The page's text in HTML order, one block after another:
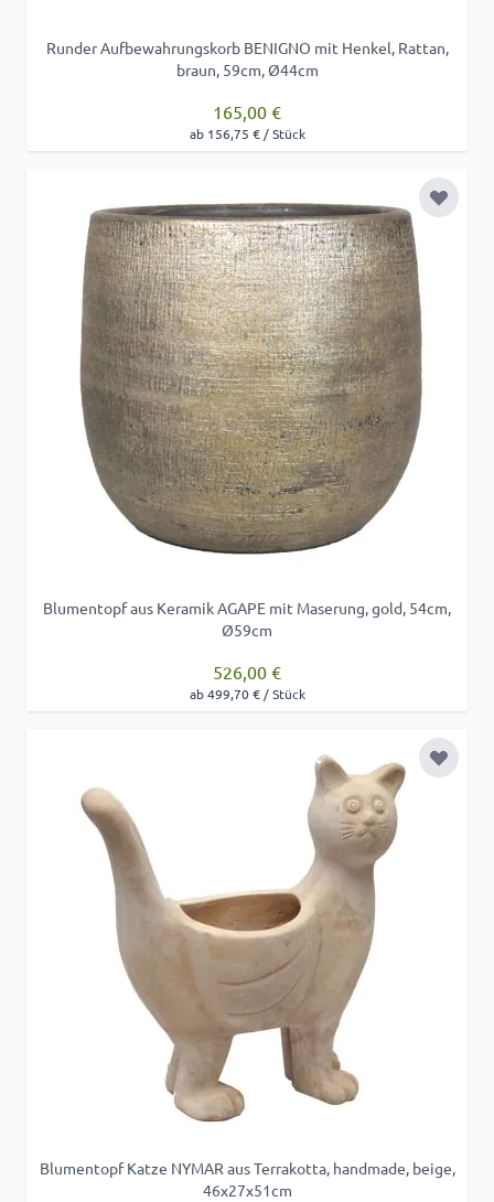
Runder Aufbewahrungskorb BENIGNO mit Henkel, Rattan,
braun, 59cm, Ø44cm
165,00 €
ab 156,75 € / Stück
Zur
Blumentopf aus Keramik AGAPE mit Maserung, gold, 54cm,
Ø59cm
526,00 €
ab 499,70 € / Stück
Zur
Blumentopf Katze NYMAR aus Terrakotta, handmade, beige,
46x27x51cm